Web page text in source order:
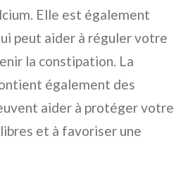
Elle est également
peut aider à réguler votre
la constipation. La
également des
aider à protéger votre
et à favoriser une